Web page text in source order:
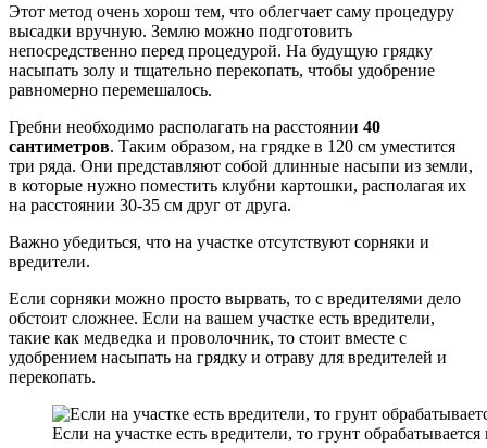
Этот метод очень хорош тем, что облегчает саму процедуру
высадки вручную. Землю можно подготовить
непосредственно перед процедурой. На будущую грядку
насыпать золу и тщательно перекопать, чтобы удобрение
равномерно перемешалось.
Гребни необходимо располагать на расстоянии 40
сантиметров. Таким образом, на грядке в 120 см уместится
три ряда. Они представляют собой длинные насыпи из земли,
в которые нужно поместить клубни картошки, располагая их
на расстоянии 30-35 см друг от друга.
Важно убедиться, что на участке отсутствуют сорняки и
вредители.
Если сорняки можно просто вырвать, то с вредителями дело
обстоит сложнее. Если на вашем участке есть вредители,
такие как медведка и проволочник, то стоит вместе с
удобрением насыпать на грядку и отраву для вредителей и
перекопать.
Если на участке есть вредители, то грунт